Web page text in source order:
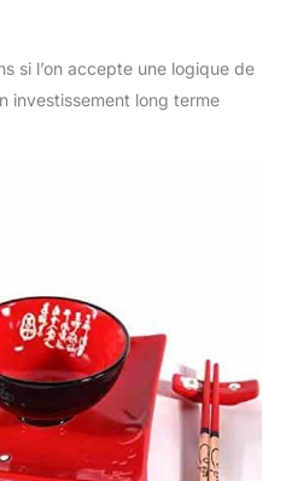
si l’on accepte une logique de
investissement long terme